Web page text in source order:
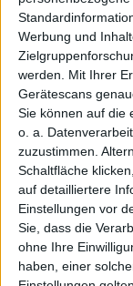
Werbung und
werden. Mit Ihrer
Gerätescans
Sie können auf die
o. a.
zuzustimmen.
Schaltfläche
auf detailliertere
Einstellungen vor
Sie, dass die
ohne Ihre
haben, einer